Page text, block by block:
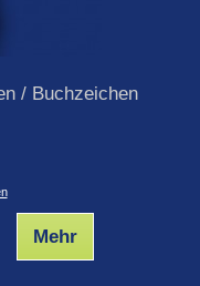
/ Buchzeichen
Mehr